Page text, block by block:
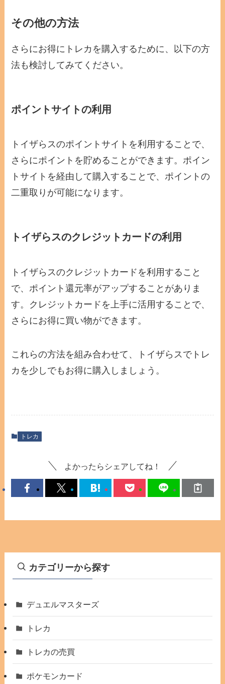
その他の方法
さらにお得にトレカを購入するために、以下の方
法も検討してみてください。
ポイントサイトの利用
トイザらスのポイントサイトを利用することで、
さらにポイントを貯めることができます。ポイン
トサイトを経由して購入することで、ポイントの
二重取りが可能になります。
トイザらスのクレジットカードの利用
トイザらスのクレジットカードを利用すること
で、ポイント還元率がアップすることがありま
す。クレジットカードを上手に活用することで、
さらにお得に買い物ができます。
これらの方法を組み合わせて、トイザらスでトレ
カを少しでもお得に購入しましょう。
トレカ
よかったらシェアしてね！
カテゴリーから探す
デュエルマスターズ
トレカ
トレカの売買
ポケモンカード